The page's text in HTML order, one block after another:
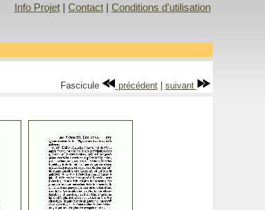
Info Projet| Contact| Conditions d'utilisation
Fascicule précédent| suivant